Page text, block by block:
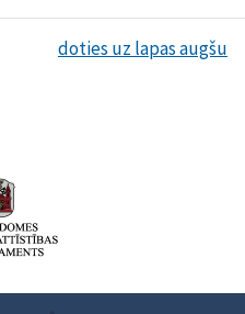
doties uz lapas augšu